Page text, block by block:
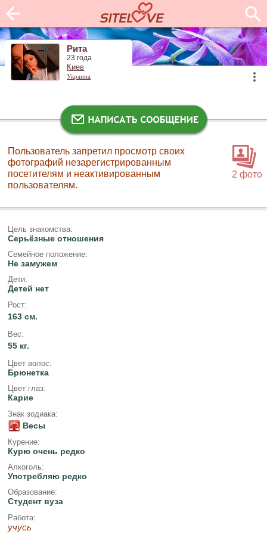
Рита
23 года
Киев
Украина
2 фото
Пользователь запретил просмотр своих
фотографий незарегистрированным
посетителям и неактивированным
пользователям.
Цель знакомства:
Серьёзные отношения
Семейное положение:
Не замужем
Дети:
Детей нет
Рост:
163 см.
Вес:
55 кг.
Цвет волос:
Брюнетка
Цвет глаз:
Карие
Знак зодиака:
Весы
Курение:
Курю очень редко
Алкоголь:
Употребляю редко
Образование:
Студент вуза
Работа:
учусь